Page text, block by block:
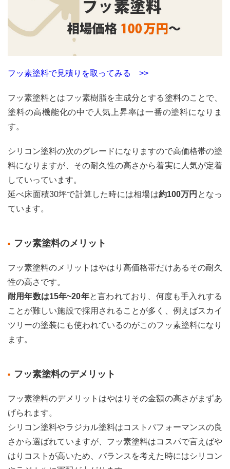
フッ素塗料で見積りを取ってみる >>
フッ素塗料とはフッ素樹脂を主成分とする塗料のことで、
塗料の高機能化の中で人気上昇率は一番の塗料になりま
す。
シリコン塗料の次のグレードになりますので高価格帯の塗
料になりますが、その耐久性の高さから着実に人気が定着
していっています。
延べ床面積30坪で計算した時には相場は約100万円 となっ
ています。
フッ素塗料のメリット
フッ素塗料のメリットはやはり高価格帯だけあるその耐久
性の高さです。
耐用年数は15年~20年と言われており、何度も手入れする
ことが難しい施設で採用されることが多く、例えばスカイ
ツリーの塗装にも使われているのがこのフッ素塗料になり
ます。
フッ素塗料のデメリット
フッ素塗料のデメリットはやはりその金額の高さがまずあ
げられます。
シリコン塗料やラジカル塗料はコストパフォーマンスの良
さから選ばれていますが、フッ素塗料はコスパで言えばや
はりコストが高いため、バランスを考えた時にはシリコン